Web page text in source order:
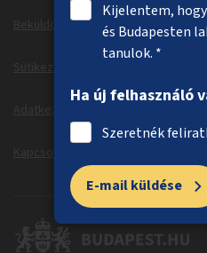
Kijelentem,
és Budapesten
tanulok. *
Ha új felhasználó
Szeretnék
E-mail küldése
Beküldött ötletek